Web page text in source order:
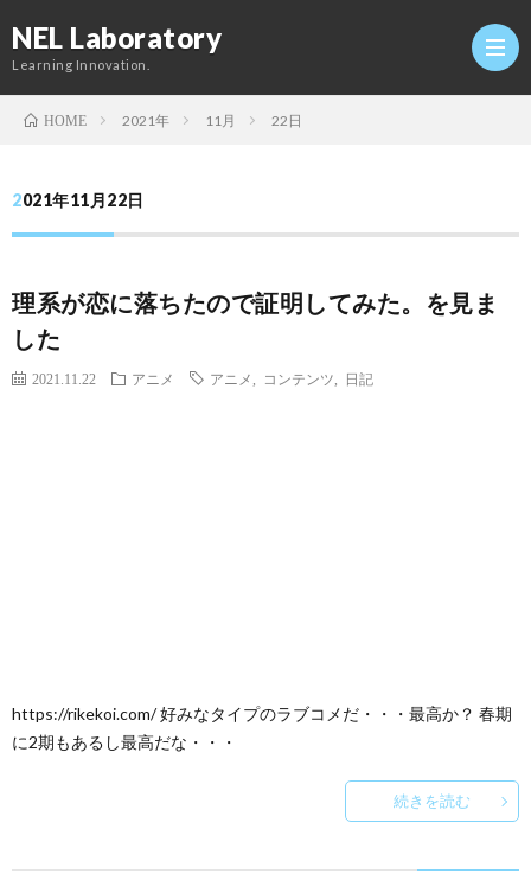
NEL Laboratory
Learning Innovation.
研
HOME 2021年 11月 22日
2021年11月22日
理系が恋に落ちたので証明してみた。を見ま
した
2021.11.22 アニメ アニメ コンテンツ 日記
https://rikekoi.com/ 好みなタイプのラブコメだ・・・最高か？ 春期
に2期もあるし最高だな・・・
続きを読む